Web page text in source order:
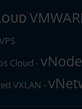
Cloud -
VXLAN -